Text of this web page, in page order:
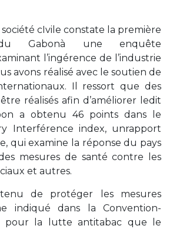
cIvile constate la première
du Gabonà une enquête
l’ingérence de l’industrie
avons réalisé avec le soutien de
Il ressort que des
réalisés afin d’améliorer ledit
a obtenu 46 points dans le
Interférence index, unrapport
qui examine la réponse du pays
mesures de santé contre les
et autres.
de protéger les mesures
indiqué dans la Convention-
pour la lutte antitabac que le